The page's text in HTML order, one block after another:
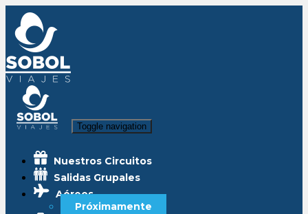
Toggle navigation
Nuestros Circuitos
Salidas Grupales
Aéreos
Próximamente